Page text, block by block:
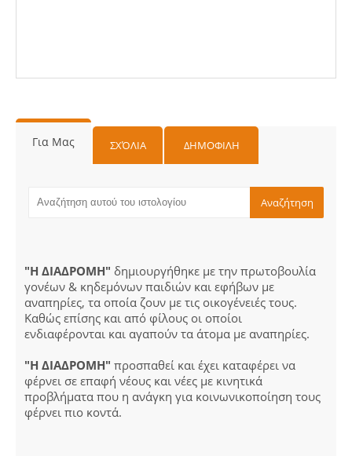
Για Μας ΣΧΌΛΙΑ ΔΗΜΟΦΙΛΗ
"Η ΔΙΑΔΡΟΜΗ" δημιουργήθηκε με την πρωτοβουλία
γονέων & κηδεμόνων παιδιών και εφήβων με
αναπηρίες, τα οποία ζουν με τις οικογένειές τους.
Καθώς επίσης και από φίλους οι οποίοι
ενδιαφέρονται και αγαπούν τα άτομα με αναπηρίες.
"Η ΔΙΑΔΡΟΜΗ" προσπαθεί και έχει καταφέρει να
φέρνει σε επαφή νέους και νέες με κινητικά
προβλήματα που η ανάγκη για κοινωνικοποίηση τους
φέρνει πιο κοντά.